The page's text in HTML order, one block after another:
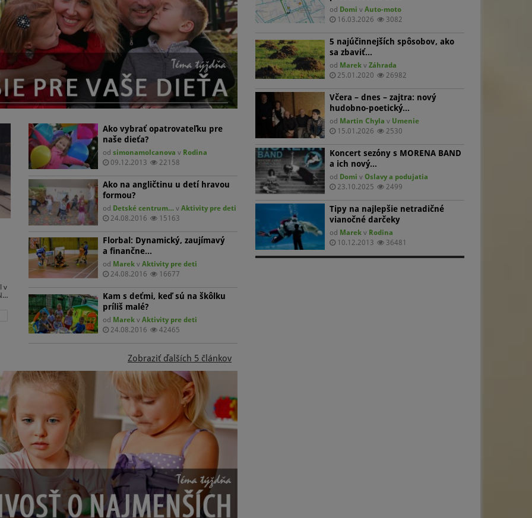
ho
Dievčatá však s basketbalom nezažijú len tréningy a turnaje.
Tréner prízvukuje, že je to krásny dynamický špor, v ktorom
súťažia na Slovensku aj po svete. Dievčatá zažijú priateľstvá,
naučia sa životu v kolektíve a tímovému duchu, ktorý je aj
v živote dôležitý. Zažijú mnoho dobrodružstiev, zážitkov či už pri
hre, alebo na sústredeniach a pritom nemajú čas myslieť na
drogy a negatívne veci. Basketbal ich nielen vyformuje, ale pred
mnohým ochráni.
dievčat: „Uvidíme aký bude záujem, ale chceme určite pracovať
aj s dievčatami, nakoľko dievčenský florbalový tím v našom
klube doposiaľ chýbal.“ Preto je v tomto roku práve otvorená
ktorý sa aj vďaka špičkovým skúsenostiam trénerov má ambíciu
zaradiť k najlepším na Slovensku hneď od svojho začiatku.
v
Ako vybrať opatrovateľku pre
naše dieťa?
odsimonamolcanova v Rodina
09.12.2013
22158
Ako na angličtinu u detí hravou
formou?
od Detské centrum… vAktivity pre deti
24.08.2016
15163
Florbal: Dynamický, zaujímavý
a finančne…
od Marek vAktivity pre deti
24.08.2016
16677
Kam s deťmi, keď sú na škôlku
príliš malé?
od Marek vAktivity pre deti
24.08.2016
42465
Zobraziť ďalších 5 článkov
od Domi vAuto-moto
16.03.2026
3082
5 najúčinnejších spôsobov, ako
sa zbaviť…
od Marek vZáhrada
25.01.2020
26982
Včera – dnes – zajtra: nový
hudobno-poetický…
od Martin Chyla v Umenie
15.01.2026
2530
Koncert sezóny s MORENA BAND
a ich nový…
od Domi vOslavy a podujatia
23.10.2025
2499
Tipy na najlepšie netradičné
vianočné darčeky
od Marek v Rodina
10.12.2013
36481